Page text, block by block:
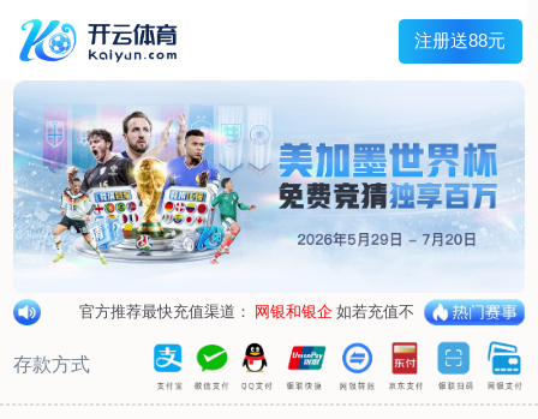
首页
关于我们
荣誉资质
合作伙伴
产品中心
烤箱纸
蜡纸
防油纸
糖果包装纸
汉堡包装纸
包肉纸